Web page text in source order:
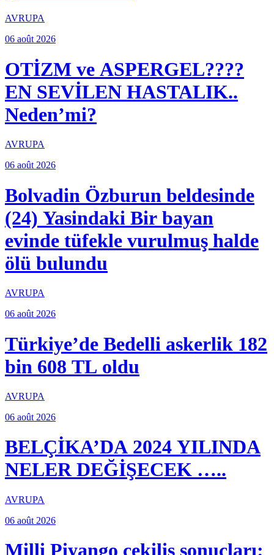
AVRUPA
06 août 2026
OTİZM ve ASPERGEL????
EN SEVİLEN HASTALIK..
Neden’mi?
AVRUPA
06 août 2026
Bolvadin Özburun beldesinde
(24) Yasindaki Bir bayan
evinde tüfekle vurulmuş halde
ölü bulundu
AVRUPA
06 août 2026
Türkiye’de Bedelli askerlik 182
bin 608 TL oldu
AVRUPA
06 août 2026
BELÇİKA’DA 2024 YILINDA
NELER DEĞİŞECEK …..
AVRUPA
06 août 2026
Milli Piyango çekiliş sonuçları: